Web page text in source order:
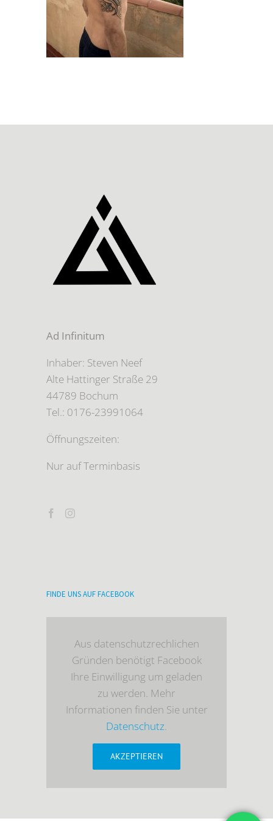
Ad Infinitum
Inhaber: Steven Neef
Alte Hattinger Straße 29
44789 Bochum
Tel.: 0176-23991064
Öffnungszeiten:
Nur auf Terminbasis
FINDE UNS AUF FACEBOOK
Aus datenschutzrechlichen
Gründen benötigt Facebook
Ihre Einwilligung um geladen
zu werden. Mehr
Informationen finden Sie unter
Datenschutz.
AKZEPTIEREN